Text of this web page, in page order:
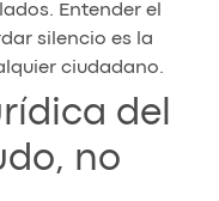
Entender el
silencio es la
ciudadano.
del
no